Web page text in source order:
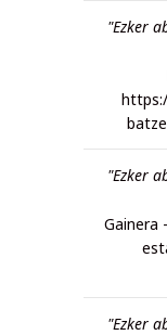
"Ezker
"Ezker
Gainera
"Ezker